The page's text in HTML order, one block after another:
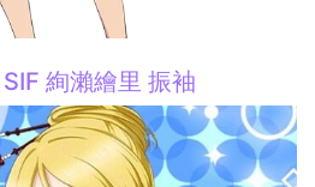
絢瀨繪里 振袖